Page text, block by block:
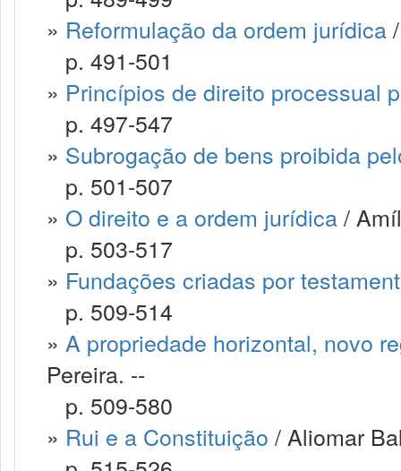
» Reformulação da ordem jurídica
p. 491-501
» Princípios de direito processual
p. 497-547
» Subrogação de bens proibida
p. 501-507
» O direito e a ordem jurídica/
p. 503-517
» Fundações criadas por
p. 509-514
» A propriedade horizontal, novo
Pereira. --
p. 509-580
» Rui e a Constituição / Aliomar